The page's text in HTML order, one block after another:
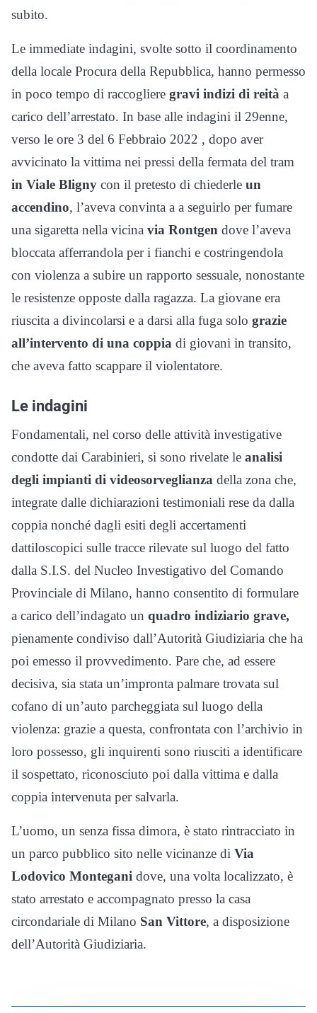
subito.
Le immediate indagini, svolte sotto il coordinamento
della locale Procura della Repubblica, hanno permesso
in poco tempo di raccogliere gravi indizi di reità a
carico dell’arrestato. In base alle indagini il 29enne,
verso le ore 3 del 6 Febbraio 2022 , dopo aver
avvicinato la vittima nei pressi della fermata del tram
in Viale Bligny con il pretesto di chiederle un
accendino, l’aveva convinta a a seguirlo per fumare
una sigaretta nella vicina via Rontgen dove l’aveva
bloccata afferrandola per i fianchi e costringendola
con violenza a subire un rapporto sessuale, nonostante
le resistenze opposte dalla ragazza. La giovane era
riuscita a divincolarsi e a darsi alla fuga solo grazie
all’intervento di una coppia di giovani in transito,
che aveva fatto scappare il violentatore.
Le indagini
Fondamentali, nel corso delle attività investigative
condotte dai Carabinieri, si sono rivelate le analisi
degli impianti di videosorveglianza della zona che,
integrate dalle dichiarazioni testimoniali rese da dalla
coppia nonché dagli esiti degli accertamenti
dattiloscopici sulle tracce rilevate sul luogo del fatto
dalla S.I.S. del Nucleo Investigativo del Comando
Provinciale di Milano, hanno consentito di formulare
a carico dell’indagato un quadro indiziario grave,
pienamente condiviso dall’Autorità Giudiziaria che ha
poi emesso il provvedimento. Pare che, ad essere
decisiva, sia stata un’impronta palmare trovata sul
cofano di un’auto parcheggiata sul luogo della
violenza: grazie a questa, confrontata con l’archivio in
loro possesso, gli inquirenti sono riusciti a identificare
il sospettato, riconosciuto poi dalla vittima e dalla
coppia intervenuta per salvarla.
L’uomo, un senza fissa dimora, è stato rintracciato in
un parco pubblico sito nelle vicinanze di Via
Lodovico Montegani dove, una volta localizzato, è
stato arrestato e accompagnato presso la casa
circondariale di Milano San Vittore, a disposizione
dell’Autorità Giudiziaria.